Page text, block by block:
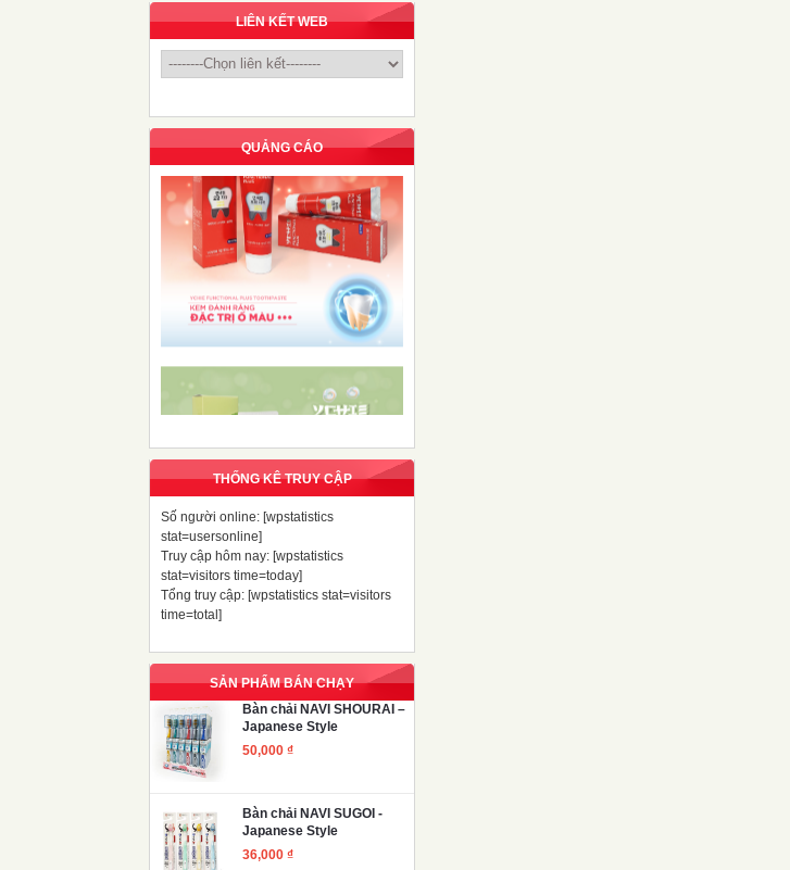
LIÊN KẾT WEB
QUẢNG CÁO
THỐNG KÊ TRUY CẬP
Số người online: [wpstatistics
stat=usersonline]
Truy cập hôm nay: [wpstatistics
stat=visitors time=today]
Tổng truy cập: [wpstatistics stat=visitors
time=total]
SẢN PHẨM BÁN CHẠY
Bàn chải NAVI SHOURAI –
Japanese Style
50,000 ₫
Bàn chải NAVI SUGOI -
Japanese Style
36,000 ₫